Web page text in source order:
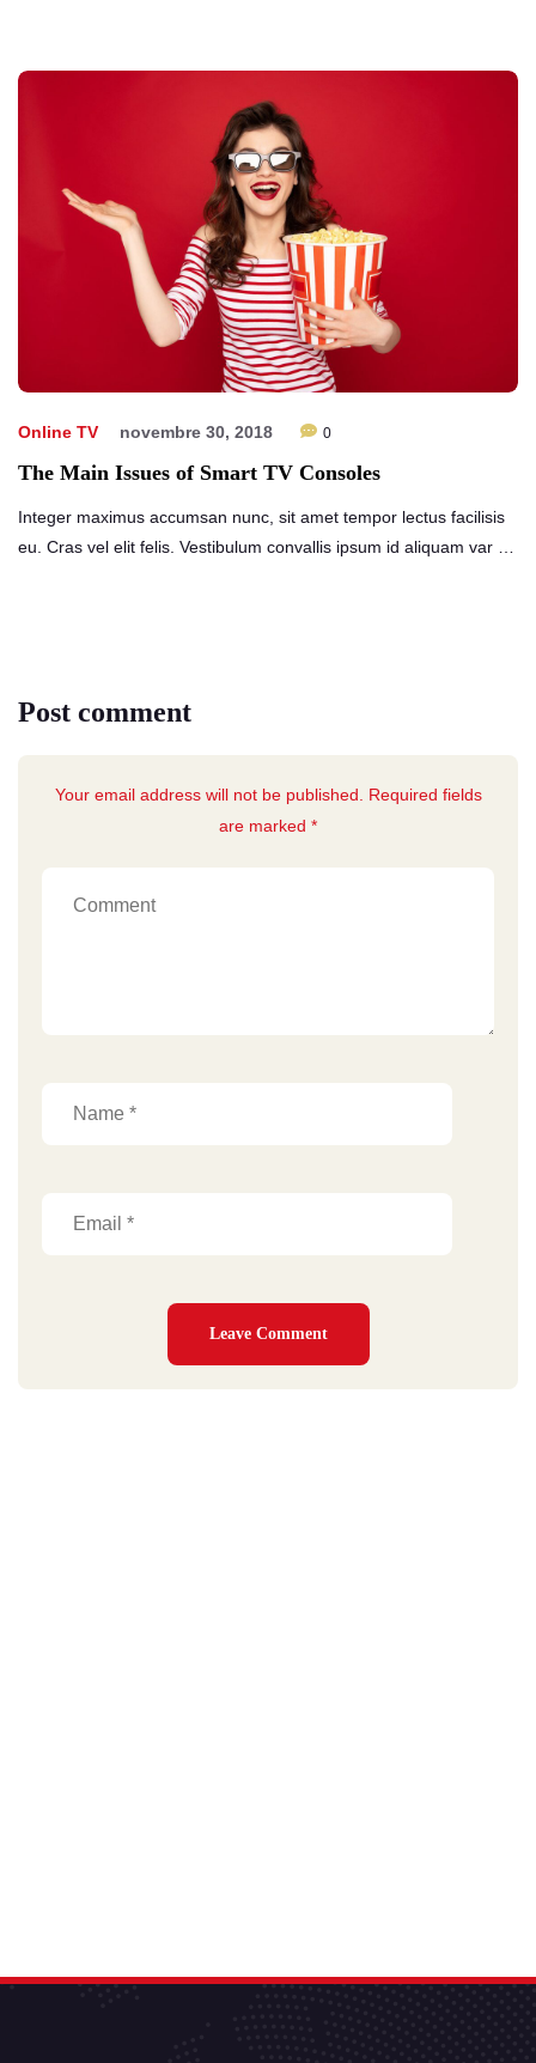
Online TV novembre 30, 2018 0
The Main Issues of Smart TV Consoles
Integer maximus accumsan nunc, sit amet tempor lectus facilisis
eu. Cras vel elit felis. Vestibulum convallis ipsum id aliquam var …
Post comment
Your email address will not be published. Required fields
are marked *